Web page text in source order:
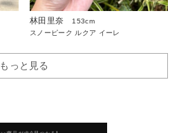
林田里奈
153cm
スノーピーク ルクア イーレ
もっと見る